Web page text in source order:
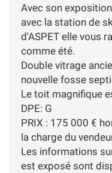
Avec son
avec la station de
d'ASPET elle vous
comme été.
Double vitrage
nouvelle fosse
Le toit magnifique
DPE: G
PRIX : 175 000 €
la charge du
Les informations
est exposé sont